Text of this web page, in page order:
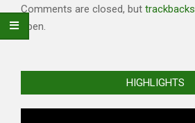
Comments are closed, but trackbacks
open.
HIGHLIGHTS